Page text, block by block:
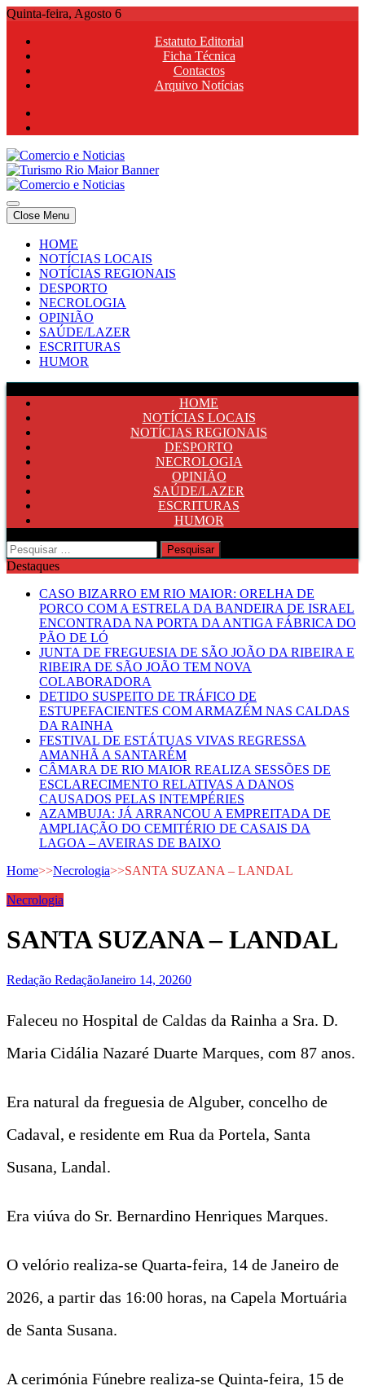
Skip
content
Quinta-feira, Agosto 6
Estatuto Editorial
Ficha Técnica
Contactos
Arquivo Notícias
Comercio e Noticias
Notícias e Publicidade Online
Comercio e Noticias
Notícias e Publicidade Online
Close Menu
HOME
NOTÍCIAS LOCAIS
NOTÍCIAS REGIONAIS
DESPORTO
NECROLOGIA
OPINIÃO
SAÚDE/LAZER
ESCRITURAS
HUMOR
HOME
NOTÍCIAS LOCAIS
NOTÍCIAS REGIONAIS
DESPORTO
NECROLOGIA
OPINIÃO
SAÚDE/LAZER
ESCRITURAS
HUMOR
Pesquisar
por:
Destaques
CASO BIZARRO EM RIO MAIOR: ORELHA DE
PORCO COM A ESTRELA DA BANDEIRA DE ISRAEL
ENCONTRADA NA PORTA DA ANTIGA FÁBRICA DO
PÃO DE LÓ
JUNTA DE FREGUESIA DE SÃO JOÃO DA RIBEIRA E
RIBEIRA DE SÃO JOÃO TEM NOVA
COLABORADORA
DETIDO SUSPEITO DE TRÁFICO DE
ESTUPEFACIENTES COM ARMAZÉM NAS CALDAS
DA RAINHA
FESTIVAL DE ESTÁTUAS VIVAS REGRESSA
AMANHÃ A SANTARÉM
CÂMARA DE RIO MAIOR REALIZA SESSÕES DE
ESCLARECIMENTO RELATIVAS A DANOS
CAUSADOS PELAS INTEMPÉRIES
AZAMBUJA: JÁ ARRANCOU A EMPREITADA DE
AMPLIAÇÃO DO CEMITÉRIO DE CASAIS DA
LAGOA – AVEIRAS DE BAIXO
Home>>Necrologia>>SANTA SUZANA – LANDAL
Necrologia
SANTA SUZANA – LANDAL
Redação RedaçãoJaneiro 14, 20260
Faleceu no Hospital de Caldas da Rainha a Sra. D.
Maria Cidália Nazaré Duarte Marques, com 87 anos.
Era natural da freguesia de Alguber, concelho de
Cadaval, e residente em Rua da Portela, Santa
Susana, Landal.
Era viúva do Sr. Bernardino Henriques Marques.
O velório realiza-se Quarta-feira, 14 de Janeiro de
2026, a partir das 16:00 horas, na Capela Mortuária
de Santa Susana.
A cerimónia Fúnebre realiza-se Quinta-feira, 15 de